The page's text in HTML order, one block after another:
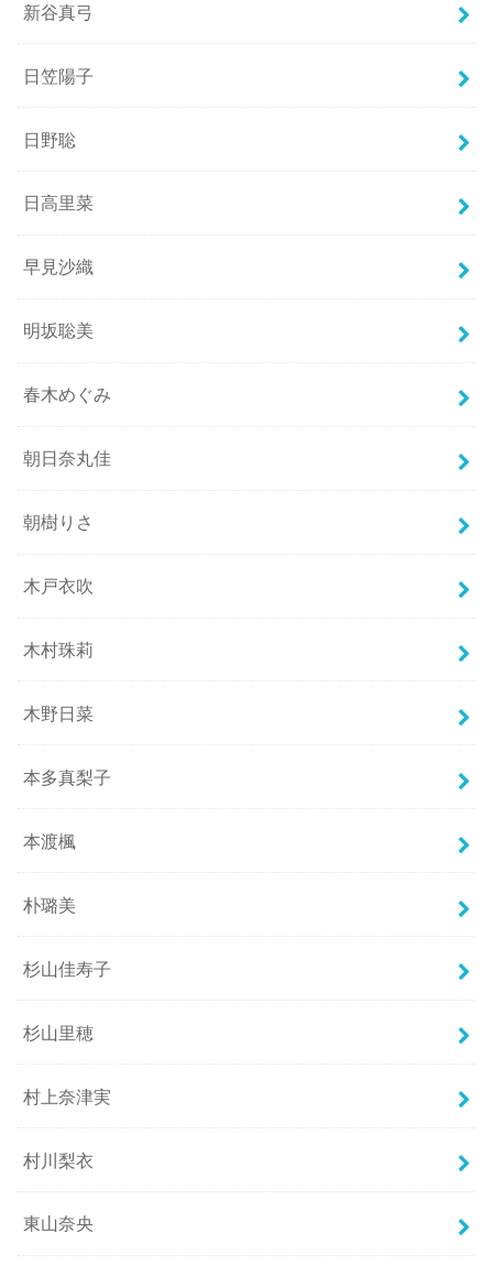
新谷真弓
日笠陽子
日野聡
日高里菜
早見沙織
明坂聡美
春木めぐみ
朝日奈丸佳
朝樹りさ
木戸衣吹
木村珠莉
木野日菜
本多真梨子
本渡楓
朴璐美
杉山佳寿子
杉山里穂
村上奈津実
村川梨衣
東山奈央